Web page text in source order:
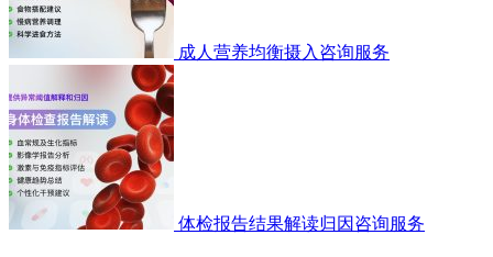
成人营养均衡摄入咨询服务
体检报告结果解读归因咨询服务